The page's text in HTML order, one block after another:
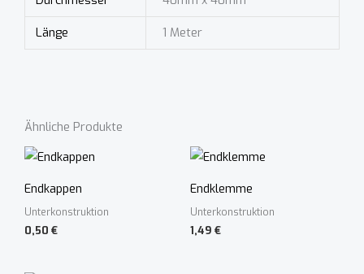
Länge
1 Meter
Ähnliche Produkte
Endkappen
Unterkonstruktion
0,50 €
Endklemme
Unterkonstruktion
1,49 €